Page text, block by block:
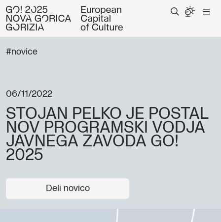
#novice
06/11/2022
STOJAN PELKO JE POSTAL
NOV PROGRAMSKI VODJA
JAVNEGA ZAVODA GO!
2025
Deli novico